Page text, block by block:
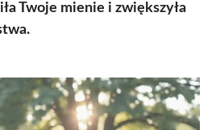
Twoje mienie i zwiększyła